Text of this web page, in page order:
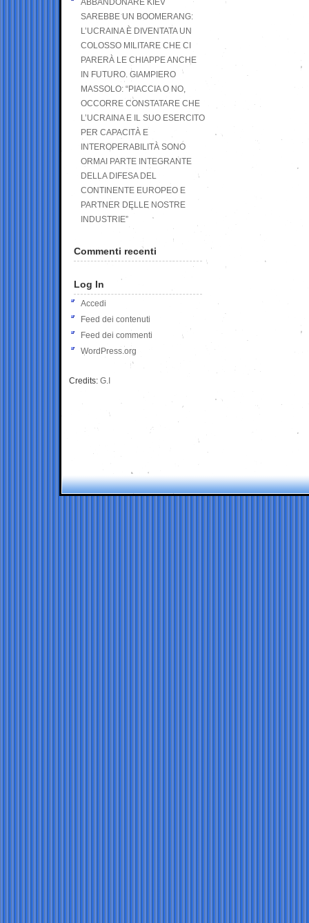
ABBANDONARE KIEV
SAREBBE UN BOOMERANG:
L’UCRAINA È DIVENTATA UN
COLOSSO MILITARE CHE CI
PARERÀ LE CHIAPPE ANCHE
IN FUTURO. GIAMPIERO
MASSOLO: “PIACCIA O NO,
OCCORRE CONSTATARE CHE
L’UCRAINA E IL SUO ESERCITO
PER CAPACITÀ E
INTEROPERABILITÀ SONO
ORMAI PARTE INTEGRANTE
DELLA DIFESA DEL
CONTINENTE EUROPEO E
PARTNER DELLE NOSTRE
INDUSTRIE”
Commenti recenti
Log In
Accedi
Feed dei contenuti
Feed dei commenti
WordPress.org
Credits: G.I